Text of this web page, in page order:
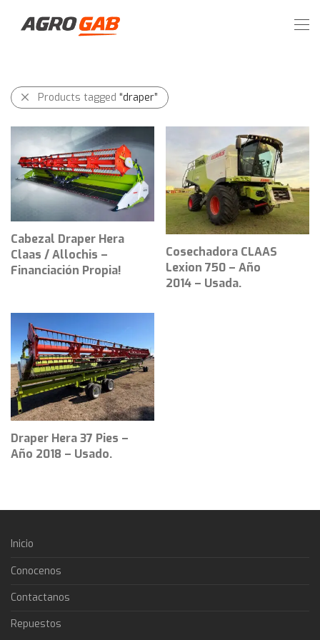
Products tagged “draper”
Cabezal Draper Hera
Claas / Allochis –
Financiación Propia!
Cosechadora CLAAS
Lexion 750 – Año
2014 – Usada.
Draper Hera 37 Pies –
Año 2018 – Usado.
Inicio
Conocenos
Contactanos
Repuestos